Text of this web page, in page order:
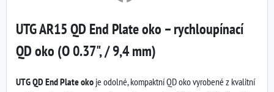
UTG AR15 QD End Plate oko – rychloupínací
QD oko (O 0.37", / 9,4 mm)
UTG QD End Plate oko je odolné, kompaktní QD oko vyrobené z kvalitní